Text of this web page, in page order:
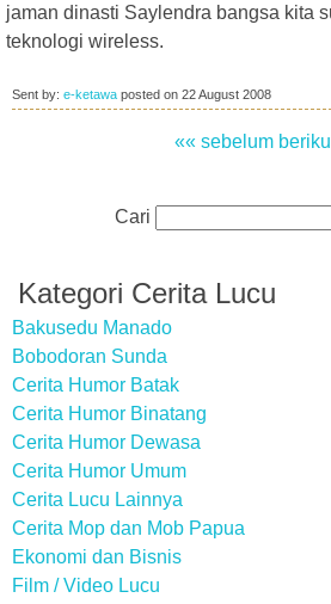
jaman dinasti Saylendra bangsa kita
teknologi wireless.
Sent by: e-ketawa posted on 22 August 2008
«« sebelum
Cari
Kategori Cerita Lucu
Bakusedu Manado
Bobodoran Sunda
Cerita Humor Batak
Cerita Humor Binatang
Cerita Humor Dewasa
Cerita Humor Umum
Cerita Lucu Lainnya
Cerita Mop dan Mob Papua
Ekonomi dan Bisnis
Film / Video Lucu